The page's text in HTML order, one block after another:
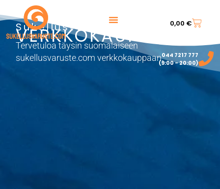
0,00 €
044 7217 777‬
(9:00 - 20:00)
Sukellusvarusteet
VERKKOKAUPPA
Tervetuloa täysin suomalaiseen
sukellusvaruste.com verkkokauppaan.